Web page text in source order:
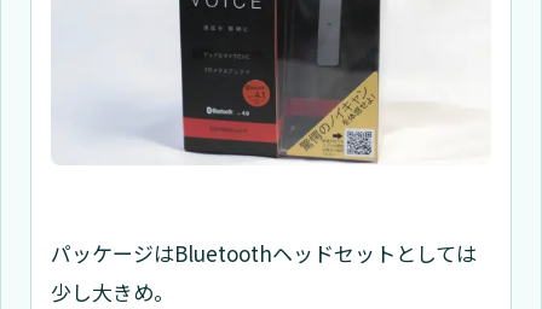
パッケージはBluetoothヘッドセットとしては
少し大きめ。